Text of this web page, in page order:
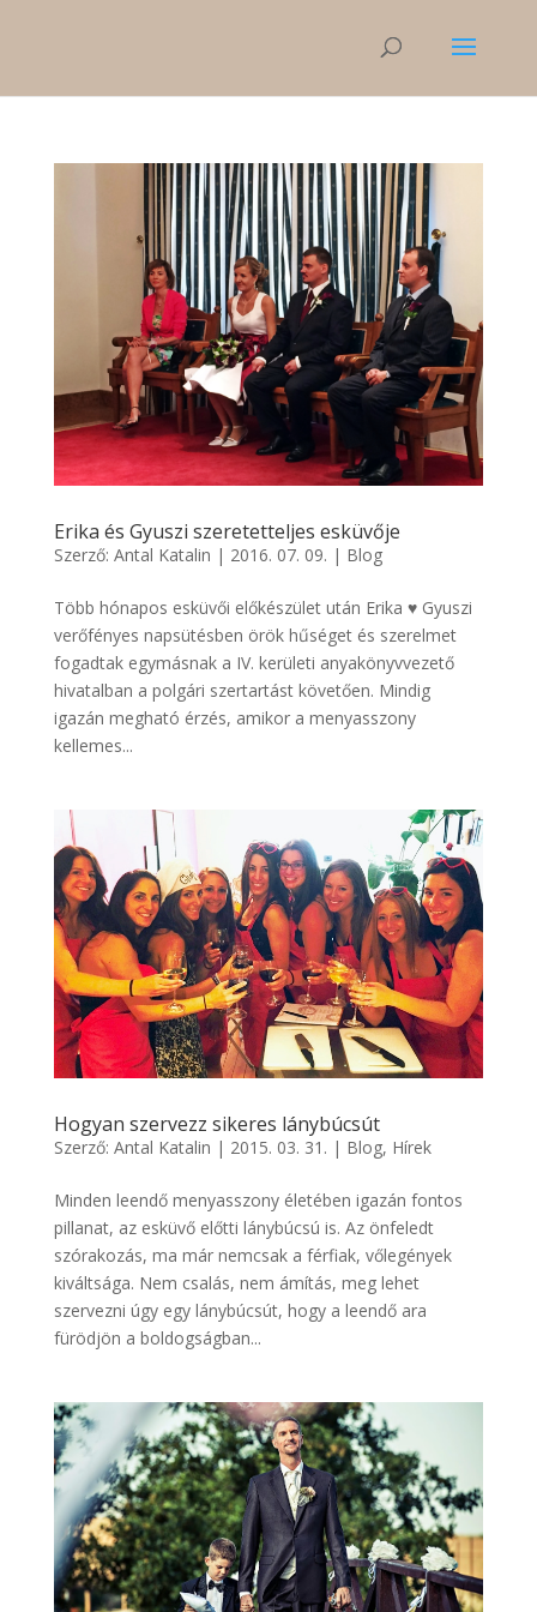
Erika és Gyuszi szeretetteljes esküvője
Szerző: Antal Katalin | 2016. 07. 09. | Blog
Több hónapos esküvői előkészület után Erika ♥ Gyuszi
verőfényes napsütésben örök hűséget és szerelmet
fogadtak egymásnak a IV. kerületi anyakönyvvezető
hivatalban a polgári szertartást követően. Mindig
igazán megható érzés, amikor a menyasszony
kellemes...
Hogyan szervezz sikeres lánybúcsút
Szerző: Antal Katalin | 2015. 03. 31. | Blog, Hírek
Minden leendő menyasszony életében igazán fontos
pillanat, az esküvő előtti lánybúcsú is. Az önfeledt
szórakozás, ma már nemcsak a férfiak, vőlegények
kiváltsága. Nem csalás, nem ámítás, meg lehet
szervezni úgy egy lánybúcsút, hogy a leendő ara
fürödjön a boldogságban...